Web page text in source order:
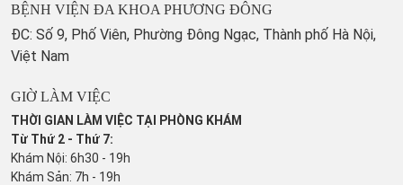
BỆNH VIỆN ĐA KHOA PHƯƠNG ĐÔNG
ĐC: Số 9, Phố Viên, Phường Đông Ngạc, Thành phố Hà Nội,
Việt Nam
GIỜ LÀM VIỆC
THỜI GIAN LÀM VIỆC TẠI PHÒNG KHÁM
Từ Thứ 2 - Thứ 7:
Khám Nội: 6h30 - 19h
Khám Sản: 7h - 19h